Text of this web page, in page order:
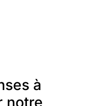
à
notre